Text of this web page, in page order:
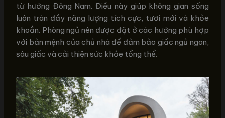
từ hướng Đông Nam. Điều này giúp không gian sống
luôn tràn đầy năng lượng tích cực, tươi mới và khỏe
khoắn. Phòng ngủ nên được đặt ở các hướng phù hợp
với bản mệnh của chủ nhà để đảm bảo giấc ngủ ngon,
sâu giấc và cải thiện sức khỏe tổng thể.